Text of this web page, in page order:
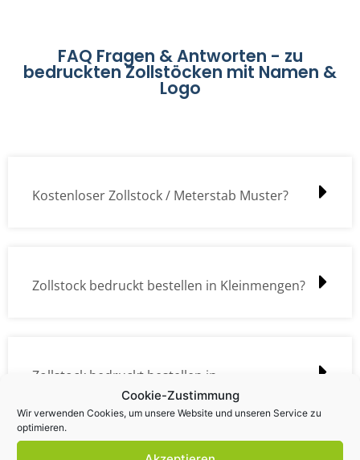
Cookie-Zustimmung
Wir verwenden Cookies, um unsere Website und unseren Service zu
optimieren.
FAQ Fragen & Antworten - zu
bedruckten Zollstöcken mit Namen &
Logo
Kostenloser Zollstock / Meterstab Muster?
Zollstock bedruckt bestellen in Kleinmengen?
Zollstock bedruckt bestellen in